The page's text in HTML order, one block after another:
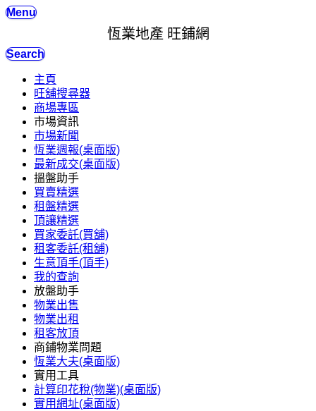
Menu
恆業地產 旺鋪網
Search
主頁
旺舖搜尋器
商場專區
市場資訊
市場新聞
恆業週報(桌面版)
最新成交(桌面版)
搵盤助手
買賣精選
租盤精選
頂讓精選
買家委託(買舖)
租客委託(租舖)
生意頂手(頂手)
我的查詢
放盤助手
物業出售
物業出租
租客放頂
商鋪物業問題
恆業大夫(桌面版)
實用工具
計算印花稅(物業)(桌面版)
實用網址(桌面版)